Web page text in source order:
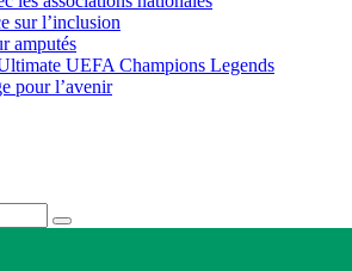
sur l’inclusion
amputés
UEFA Champions Legends
pour l’avenir